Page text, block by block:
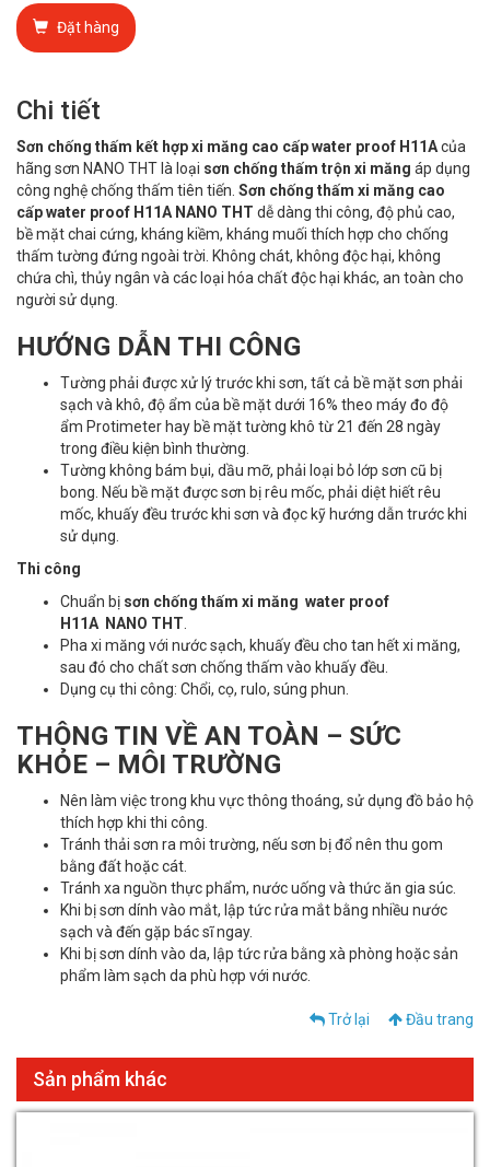
Đặt hàng
Chi tiết
Sơn chống thấm kết hợp xi măng cao cấpwater proof H11Acủa
hãng sơn NANO THT là loại sơn chống thấm trộn xi măng áp dụng
công nghệ chống thấm tiên tiến. Sơn chống thấm xi măng cao
cấpwater proof H11A NANO THT dễ dàng thi công, độ phủ cao,
bề mặt chai cứng, kháng kiềm, kháng muối thích hợp cho chống
thấm tường đứng ngoài trời. Không chát, không độc hại, không
chứa chì, thủy ngân và các loại hóa chất độc hại khác, an toàn cho
người sử dụng.
HƯỚNG DẪN THI CÔNG
Tường phải được xử lý trước khi sơn, tất cả bề mặt sơn phải
sạch và khô, độ ẩm của bề mặt dưới 16% theo máy đo độ
ẩm Protimeter hay bề mặt tường khô từ 21 đến 28 ngày
trong điều kiện bình thường.
Tường không bám bụi, dầu mỡ, phải loại bỏ lớp sơn cũ bị
bong. Nếu bề mặt được sơn bị rêu mốc, phải diệt hiết rêu
mốc, khuấy đều trước khi sơn và đọc kỹ hướng dẫn trước khi
sử dụng.
Thi công
Chuẩn bị sơn chống thấm xi măng water proof
H11A NANO THT
Pha xi măng với nước sạch, khuấy đều cho tan hết xi măng,
sau đó cho chất sơn chống thấm vào khuấy đều.
Dụng cụ thi công: Chổi, cọ, rulo, súng phun.
THÔNG TIN VỀ AN TOÀN – SỨC
KHỎE – MÔI TRƯỜNG
Nên làm việc trong khu vực thông thoáng, sử dụng đồ bảo hộ
thích hợp khi thi công.
Tránh thải sơn ra môi trường, nếu sơn bị đổ nên thu gom
bằng đất hoặc cát.
Tránh xa nguồn thực phẩm, nước uống và thức ăn gia súc.
Khi bị sơn dính vào mắt, lập tức rửa mắt bằng nhiều nước
sạch và đến gặp bác sĩ ngay.
Khi bị sơn dính vào da, lập tức rửa bằng xà phòng hoặc sản
phẩm làm sạch da phù hợp với nước.
Trở lại Đầu trang
Sản phẩm khác